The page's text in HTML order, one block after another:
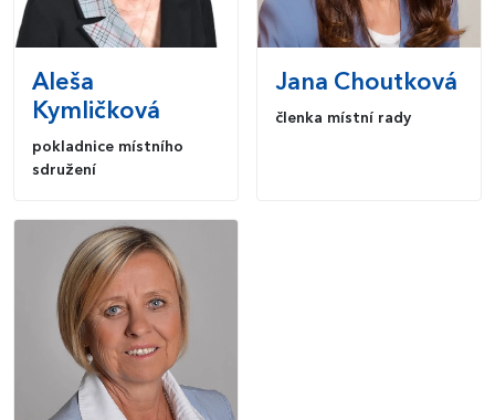
Aleša
Kymličková
pokladnice místního
sdružení
Jana Choutková
členka místní rady